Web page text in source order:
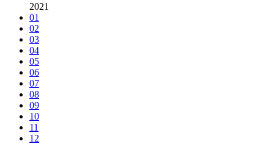
2021
01
02
03
04
05
06
07
08
09
10
11
12